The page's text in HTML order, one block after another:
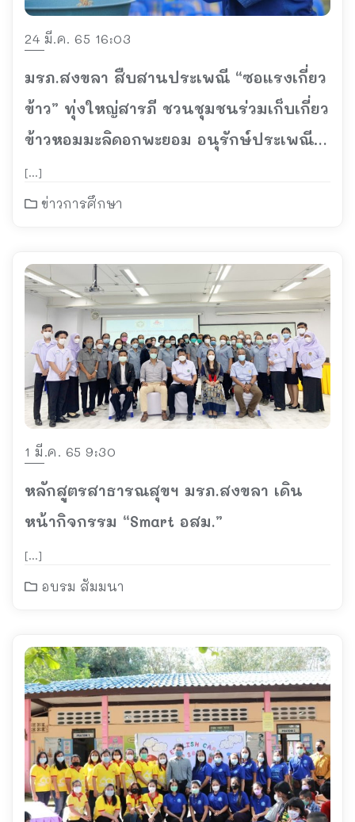
24 มี.ค. 65 16:03
มรภ.สงขลา สืบสานประเพณี “ซอแรงเกี่ยว
ข้าว” ทุ่งใหญ่สารภี ชวนชุมชนร่วมเก็บเกี่ยว
ข้าวหอมมะลิดอกพะยอม อนุรักษ์ประเพณี
ถิ่นใต้
[…]
ข่าวการศึกษา
1 มี.ค. 65 9:30
หลักสูตรสาธารณสุขฯ มรภ.สงขลา เดิน
หน้ากิจกรรม “Smart อสม.”
[…]
อบรม สัมมนา